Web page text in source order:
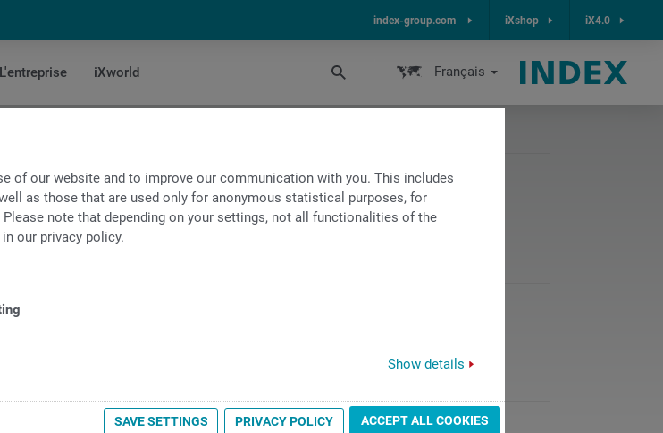
of our website and to improve our communication with you. This includes
as those that are used only for anonymous statistical purposes, for
note that depending on your settings, not all functionalities of the
our privacy policy.
Show details
SAVE SETTINGS PRIVACY POLICY ACCEPT ALL COOKIES
index-group.com iXshop iX4.0
L'entreprise iXworld Français